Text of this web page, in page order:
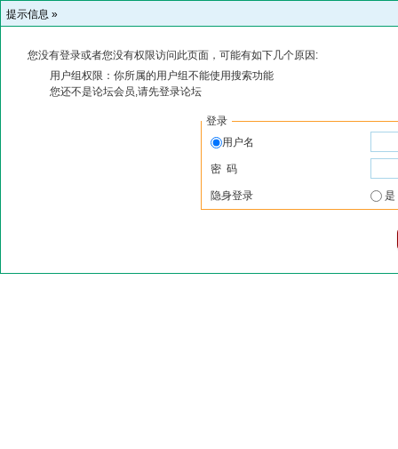
提示信息 »
您没有登录或者您没有权限访问此页面，可能有如下几个原因:
用户组权限：你所属的用户组不能使用搜索功能
您还不是论坛会员,请先登录论坛
登录
用户名
密 码
隐身登录